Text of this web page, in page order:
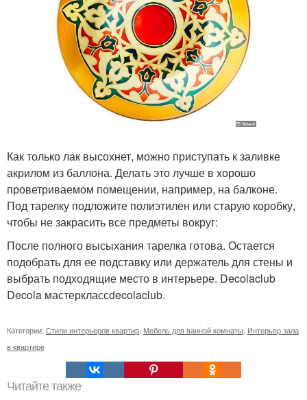
Как только лак высохнет, можно приступать к заливке
акрилом из баллона. Делать это лучше в хорошо
проветриваемом помещении, например, на балконе.
Под тарелку подложите полиэтилен или старую коробку,
чтобы не закрасить все предметы вокруг:
После полного высыхания тарелка готова. Остается
подобрать для ее подставку или держатель для стены и
выбрать подходящие место в интерьере. Decolaclub
Decola мастерклассdecolaclub.
Категории: Стили интерьеров квартир Мебель для ванной комнаты Интерьер зала
в квартире
Читайте также